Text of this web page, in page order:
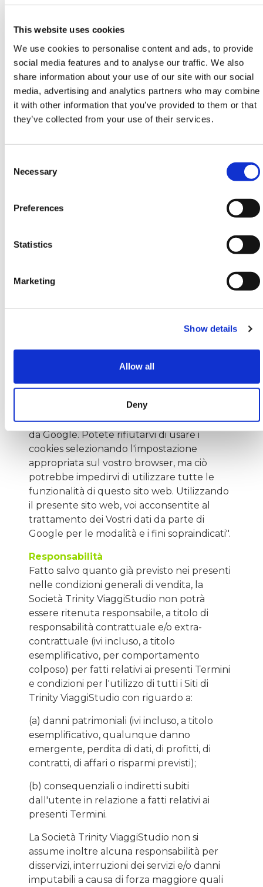
This website uses cookies
We use cookies to personalise content and ads, to provide
social media features and to analyse our traffic. We also
share information about your use of our site with our social
media, advertising and analytics partners who may combine
it with other information that you’ve provided to them or that
they’ve collected from your use of their services.
Selection
Necessary
Preferences
Statistics
Marketing
Show details
Allow all
Deny
browser (Chrome, Firefox, Microsoft Edge,
vostri attuali cookies.
Il sito www.trinitiviaggistudio.it utilizza
“Google Analytics“. Si prega di leggere le
note di Google per la protezione dei dati su
questo argomento: “Questo sito web
utilizza Google Analytics, un servizio di
sono file di testo che vengono depositati sul
Vostro computer per consentire al sito web
sito. Le informazioni generate dal cookie
trasmesse a, e depositate presso i server di
queste informazioni allo scopo di tracciare e
compilare report sulle attività del sito web
servizi relativi alle attività del sito web e
all'utilizzo di Internet. Google può anche
trasferire queste informazioni a terzi ove ciò
trattino le suddette informazioni per conto
di Google. Google non assocerà il vostro
indirizzo IP a nessun altro dato posseduto
da Google. Potete rifiutarvi di usare i
cookies selezionando l'impostazione
appropriata sul vostro browser, ma ciò
potrebbe impedirvi di utilizzare tutte le
funzionalità di questo sito web. Utilizzando
il presente sito web, voi acconsentite al
trattamento dei Vostri dati da parte di
Google per le modalità e i fini sopraindicati".
Responsabilità
Fatto salvo quanto già previsto nei presenti
nelle condizioni generali di vendita, la
Società Trinity ViaggiStudio non potrà
essere ritenuta responsabile, a titolo di
responsabilità contrattuale e/o extra-
contrattuale (ivi incluso, a titolo
esemplificativo, per comportamento
colposo) per fatti relativi ai presenti Termini
e condizioni per l'utilizzo di tutti i Siti di
Trinity ViaggiStudio con riguardo a:
(a) danni patrimoniali (ivi incluso, a titolo
esemplificativo, qualunque danno
emergente, perdita di dati, di profitti, di
contratti, di affari o risparmi previsti);
(b) consequenziali o indiretti subiti
dall'utente in relazione a fatti relativi ai
presenti Termini.
La Società Trinity ViaggiStudio non si
assume inoltre alcuna responsabilità per
disservizi, interruzioni dei servizi e/o danni
imputabili a causa di forza maggiore quali